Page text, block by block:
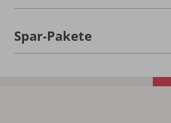
Spar-Pakete